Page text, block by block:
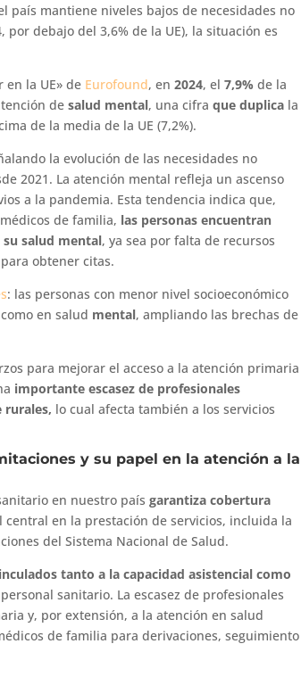
país mantiene niveles bajos de necesidades no
debajo del 3,6% de la UE), la situación es
la UE» de Eurofound, en2024, el7,9% de la
desalud mental, una cifra que duplica la
de la media de la UE (7,2%).
la evolución de las necesidades no
2021. La atención mental refleja un ascenso
a la pandemia. Esta tendencia indica que,
de familia, las personas encuentran
salud mental, ya sea por falta de recursos
obtener citas.
: las personas con menor nivel socioeconómico
en salud mental, ampliando las brechas de
para mejorar el acceso a la atención primaria
importante escasez de profesionales
rurales, lo cual afecta también a los servicios
y su papel en la atención a la
en nuestro paísgarantiza cobertura
en la prestación de servicios, incluida la
del Sistema Nacional de Salud.
tanto a la capacidad asistencial como
sanitario. La escasez de profesionales
y, por extensión, a la atención en salud
de familia para derivaciones, seguimiento